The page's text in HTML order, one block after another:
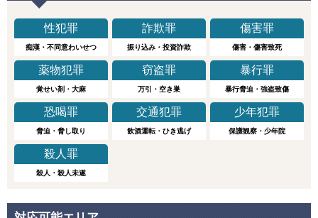
性犯罪
痴漢・不同意わいせつ
詐欺罪
振り込み・投資詐欺
傷害罪
傷害・傷害致死
薬物犯罪
覚せい剤・大麻
窃盗罪
万引・空き巣
暴行罪
暴行脅迫・強盗致傷
恐喝罪
脅迫・脅し取り
交通犯罪
飲酒運転・ひき逃げ
少年犯罪
保護観察・少年院
殺人罪
殺人・殺人未遂